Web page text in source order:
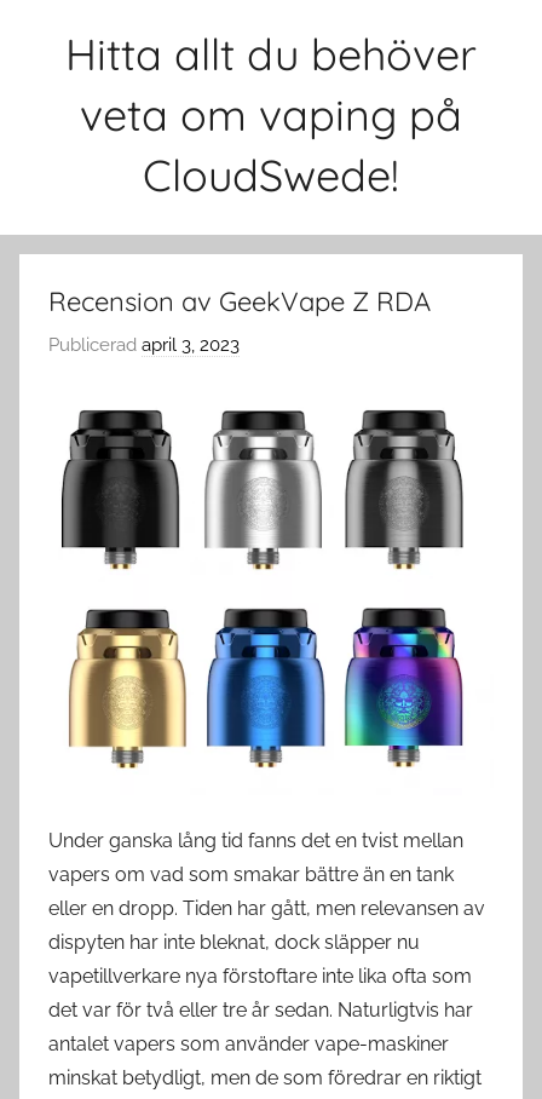
Hitta allt du behöver
veta om vaping på
CloudSwede!
Recension av GeekVape Z RDA
Publicerad april 3, 2023
c
l
o
u
s
e
d
e
Under ganska lång tid fanns det en tvist mellan
vapers om vad som smakar bättre än en tank
eller en dropp. Tiden har gått, men relevansen av
dispyten har inte bleknat, dock släpper nu
vapetillverkare nya förstoftare inte lika ofta som
det var för två eller tre år sedan. Naturligtvis har
antalet vapers som använder vape-maskiner
minskat betydligt, men de som föredrar en riktigt